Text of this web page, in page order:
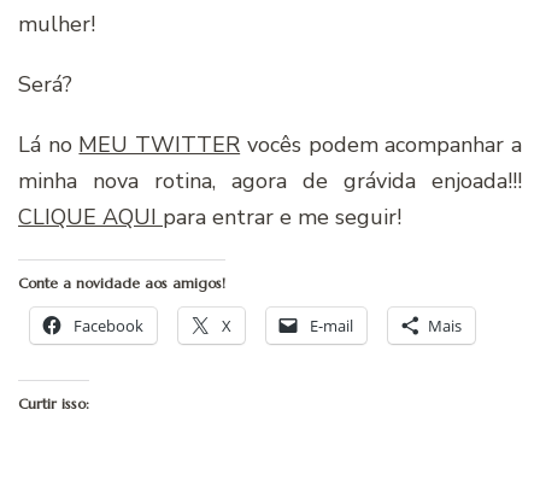
mulher!
Será?
Lá no MEU TWITTER vocês podem acompanhar a
minha nova rotina, agora de grávida enjoada!!!
CLIQUE AQUI para entrar e me seguir!
Conte a novidade aos amigos!
Facebook X E-mail Mais
Curtir isso: